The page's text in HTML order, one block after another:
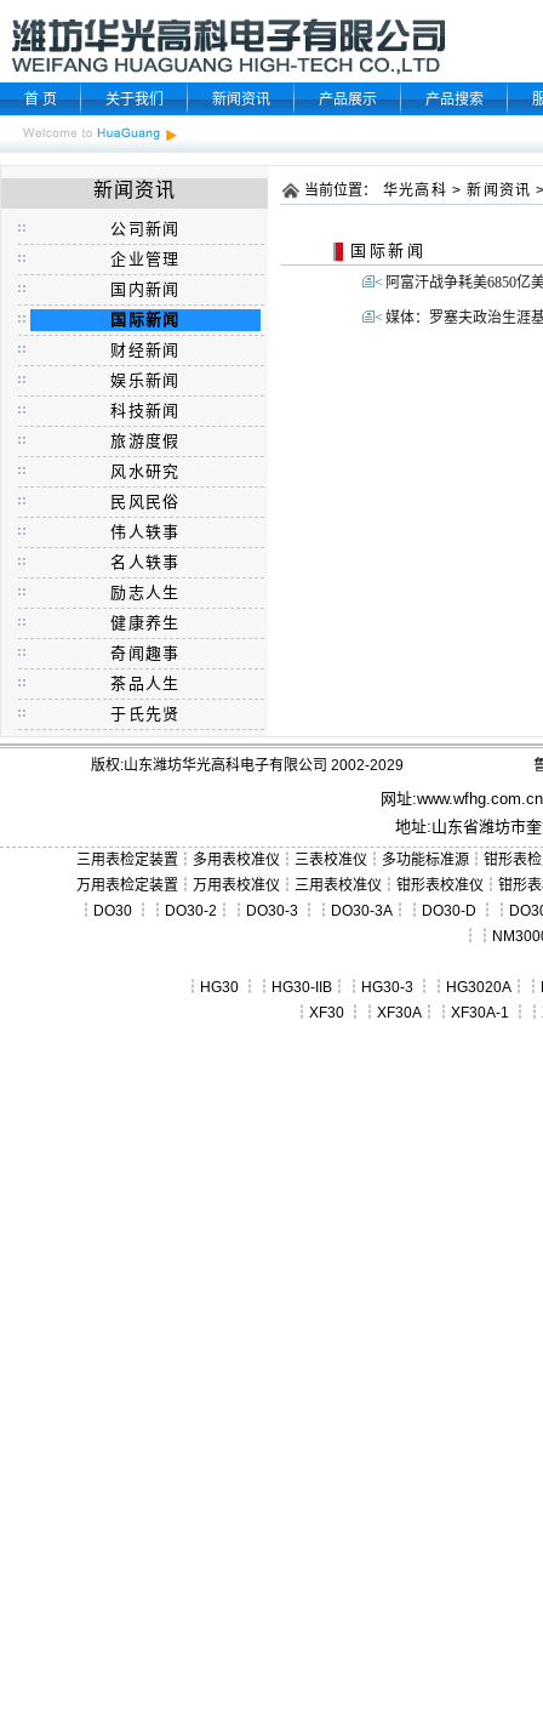
首 页 关于我们 新闻资讯 产品展示 产品搜索
新闻资讯
公司新闻
企业管理
国内新闻
国际新闻
财经新闻
娱乐新闻
科技新闻
旅游度假
风水研究
民风民俗
伟人轶事
名人轶事
励志人生
健康养生
奇闻趣事
茶品人生
于氏先贤
当前位置： 华光高科 >新闻资讯
国际新闻
< 阿富汗战争耗美6850亿
<媒体：罗塞夫政治生涯
版权:山东潍坊华光高科电子有限公司 2002-2029
网址:www.wfhg.com.cn
地址:山东省潍坊市
三用表检定装置 ┆ 多用表校准仪 ┆ 三表校准仪 ┆ 多功能标准源 ┆ 钳形表
万用表检定装置 ┆ 万用表校准仪 ┆ 三用表校准仪 ┆ 钳形表校准仪 ┆ 钳形
┆ DO30 ┆┆ DO30-2 ┆┆ DO30-3 ┆┆ DO30-3A ┆┆ DO30-D ┆┆
┆┆
┆ HG30 ┆┆ HG30-IIB ┆┆ HG30-3 ┆┆ HG3020A ┆┆
┆ XF30 ┆┆ XF30A ┆┆ XF30A-1 ┆┆